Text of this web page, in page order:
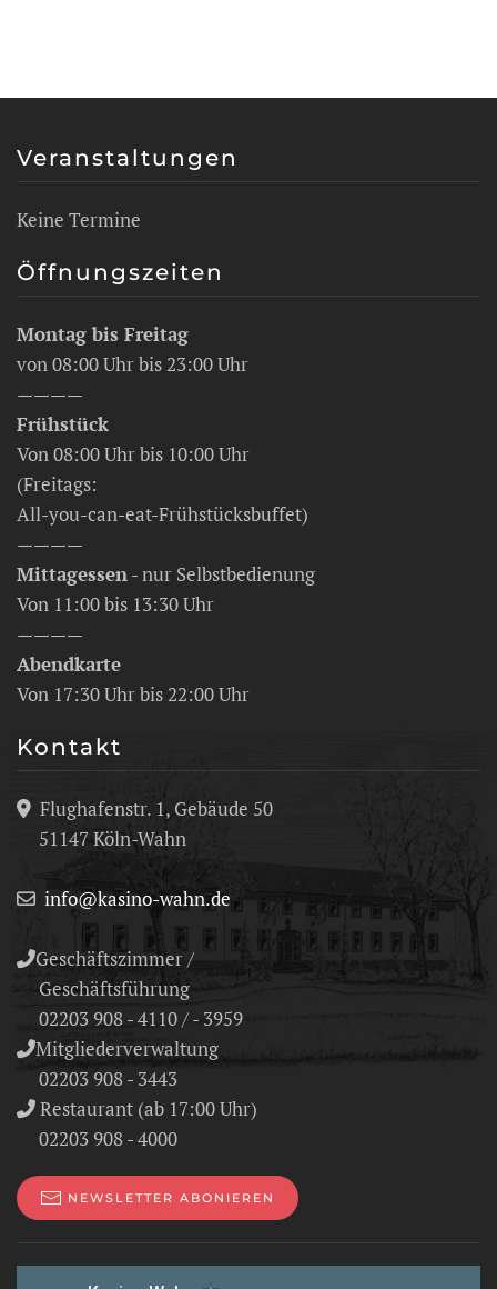
Veranstaltungen
Keine Termine
Öffnungszeiten
Montag bis Freitag
von 08:00 Uhr bis 23:00 Uhr
————
Frühstück
Von 08:00 Uhr bis 10:00 Uhr
(Freitags:
All-you-can-eat-Frühstücksbuffet)
————
Mittagessen- nur Selbstbedienung
Von 11:00 bis 13:30 Uhr
————
Abendkarte
Von 17:30 Uhr bis 22:00 Uhr
Kontakt
Flughafenstr. 1, Gebäude 50
51147 Köln-Wahn
info@kasino-wahn.de
Geschäftszimmer /
Geschäftsführung
02203 908 - 4110 / - 3959
Mitgliederverwaltung
02203 908 - 3443
Restaurant (ab 17:00 Uhr)
02203 908 - 4000
NEWSLETTER ABONIEREN